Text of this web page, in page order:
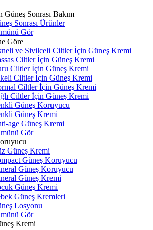
Güneş Sonrası Bakım
Sonrası Ürünler
Gör
Göre
ve Sivilceli Ciltler İçin Güneş Kremi
Ciltler İçin Güneş Kremi
Ciltler İçin Güneş Kremi
Ciltler İçin Güneş Kremi
Ciltler İçin Güneş Kremi
Ciltler İçin Güneş Kremi
Güneş Koruyucu
Güneş Kremi
age Güneş Kremi
Gör
Güneş Kremi
Güneş Koruyucu
Güneş Koruyucu
Güneş Kremi
Güneş Kremi
Güneş Kremleri
Losyonu
Gör
Kremi